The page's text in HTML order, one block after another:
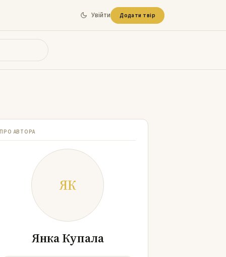
Увійти Додати твір
ПРО АВТОРА
ЯК
Янка Купала